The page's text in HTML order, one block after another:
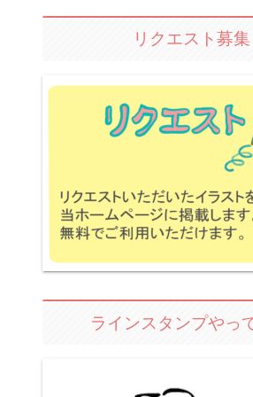
リクエスト募集
ラインスタンプやっ